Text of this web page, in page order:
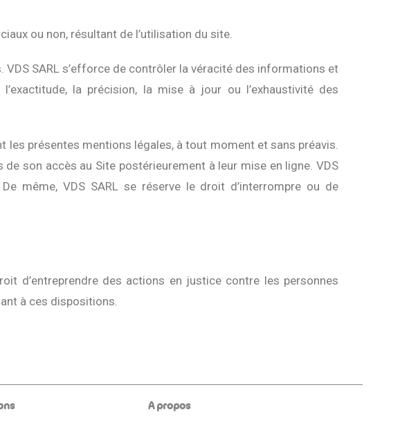
ou non, résultant de l’utilisation du site.
SARL s’efforce de contrôler la véracité des informations et
la précision, la mise à jour ou l’exhaustivité des
les présentes mentions légales, à tout moment et sans préavis.
son accès au Site postérieurement à leur mise en ligne. VDS
même, VDS SARL se réserve le droit d’interrompre ou de
d’entreprendre des actions en justice contre les personnes
à ces dispositions.
A propos